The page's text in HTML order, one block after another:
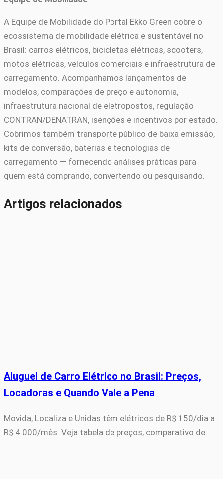
A Equipe de Mobilidade do Portal Ekko Green cobre o
ecossistema de mobilidade elétrica e sustentável no
Brasil: carros elétricos, bicicletas elétricas, scooters,
motos elétricas, veículos comerciais e infraestrutura de
carregamento. Acompanhamos lançamentos de
modelos, comparações de preço e autonomia,
infraestrutura nacional de eletropostos, regulação
CONTRAN/DENATRAN, isenções e incentivos por estado.
Cobrimos também transporte público de baixa emissão,
kits de conversão, baterias e tecnologias de
carregamento — fornecendo análises práticas para
quem está comprando, convertendo ou pesquisando.
Artigos relacionados
Aluguel de Carro Elétrico no Brasil: Preços,
Locadoras e Quando Vale a Pena
Movida, Localiza e Unidas têm elétricos de R$ 150/dia a
R$ 4.000/mês. Veja tabela de preços, comparativo de…